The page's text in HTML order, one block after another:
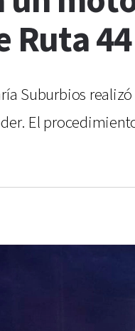
Suburbios
El